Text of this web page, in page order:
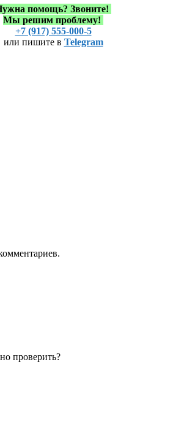
помощь? Звоните!
Мы решим проблему!
+7 (917) 555-000-5
или пишите в Telegram
проверить?